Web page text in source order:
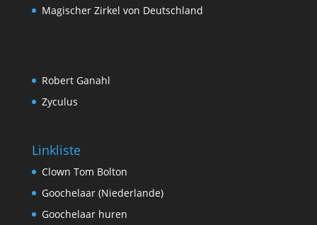
Magischer Zirkel von Deutschland
Robert Ganahl
Zyculus
Linkliste
Clown Tom Bolton
Goochelaar (Niederlande)
Goochelaar huren